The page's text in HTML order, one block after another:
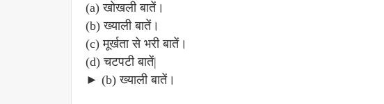
(a) खोखली बातें।
(b) ख्याली बातें।
(c) मूर्खता से भरी बातें।
(d) चटपटी बातें|
► (b) ख्याली बातें।